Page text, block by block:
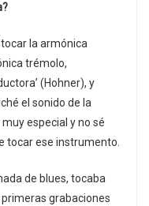
la armónica
trémolo,
(Hohner), y
el sonido de la
especial y no sé
tocar ese instrumento.
de blues, tocaba
grabaciones